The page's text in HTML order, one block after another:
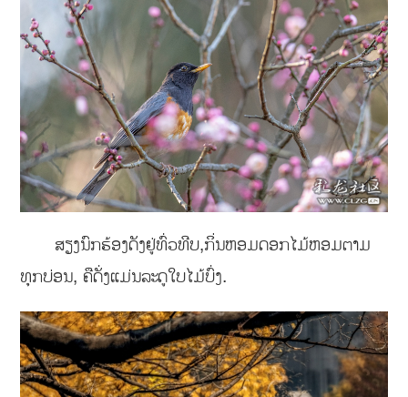
ສຽງນົກຮ້ອງດັງຢູ່ທົ່ວທີບ,ກິ່ນຫອມດອກໄມ້ຫອມຕາມ
ທຸກບ່ອນ, ຄືດັ່ງແມ່ນລະດູໃບໄມ້ບົ່ງ.